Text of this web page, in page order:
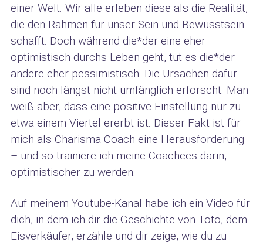
einer Welt. Wir alle erleben diese als die Realität,
die den Rahmen für unser Sein und Bewusstsein
schafft. Doch während die*der eine eher
optimistisch durchs Leben geht, tut es die*der
andere eher pessimistisch. Die Ursachen dafür
sind noch längst nicht umfänglich erforscht. Man
weiß aber, dass eine positive Einstellung nur zu
etwa einem Viertel ererbt ist. Dieser Fakt ist für
mich als Charisma Coach eine Herausforderung
– und so trainiere ich meine Coachees darin,
optimistischer zu werden.
Auf meinem Youtube-Kanal habe ich ein Video für
dich, in dem ich dir die Geschichte von Toto, dem
Eisverkäufer, erzähle und dir zeige, wie du zu